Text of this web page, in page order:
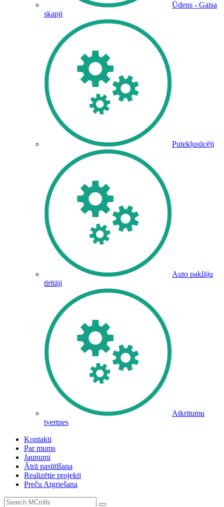
Ūdens - Gaisa
skapji
Putekļusūcēji
Auto paklāju
tīrītāji
Atkritumu
tvertnes
Kontakti
Par mums
Jaunumi
Ātrā pasūtīšana
Realizētie projekti
Preču Atgriešana